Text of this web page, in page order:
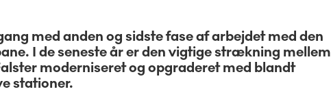
med anden og sidste fase af arbejdet med den
I de seneste år er den vigtige strækning mellem
moderniseret og opgraderet med blandt
stationer.